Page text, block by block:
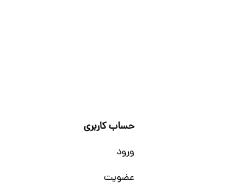
حساب کاربری
ورود
عضویت